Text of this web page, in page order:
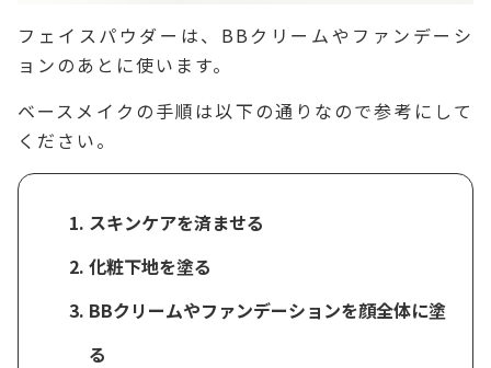
フェイスパウダーは、BBクリームやファンデーシ
ョンのあとに使います。
ベースメイクの手順は以下の通りなので参考にして
ください。
スキンケアを済ませる
化粧下地を塗る
BBクリームやファンデーションを顔全体に塗
る